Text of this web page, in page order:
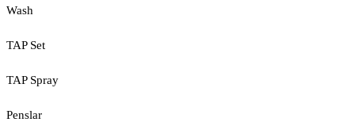
Wash
TAP Set
TAP Spray
Penslar